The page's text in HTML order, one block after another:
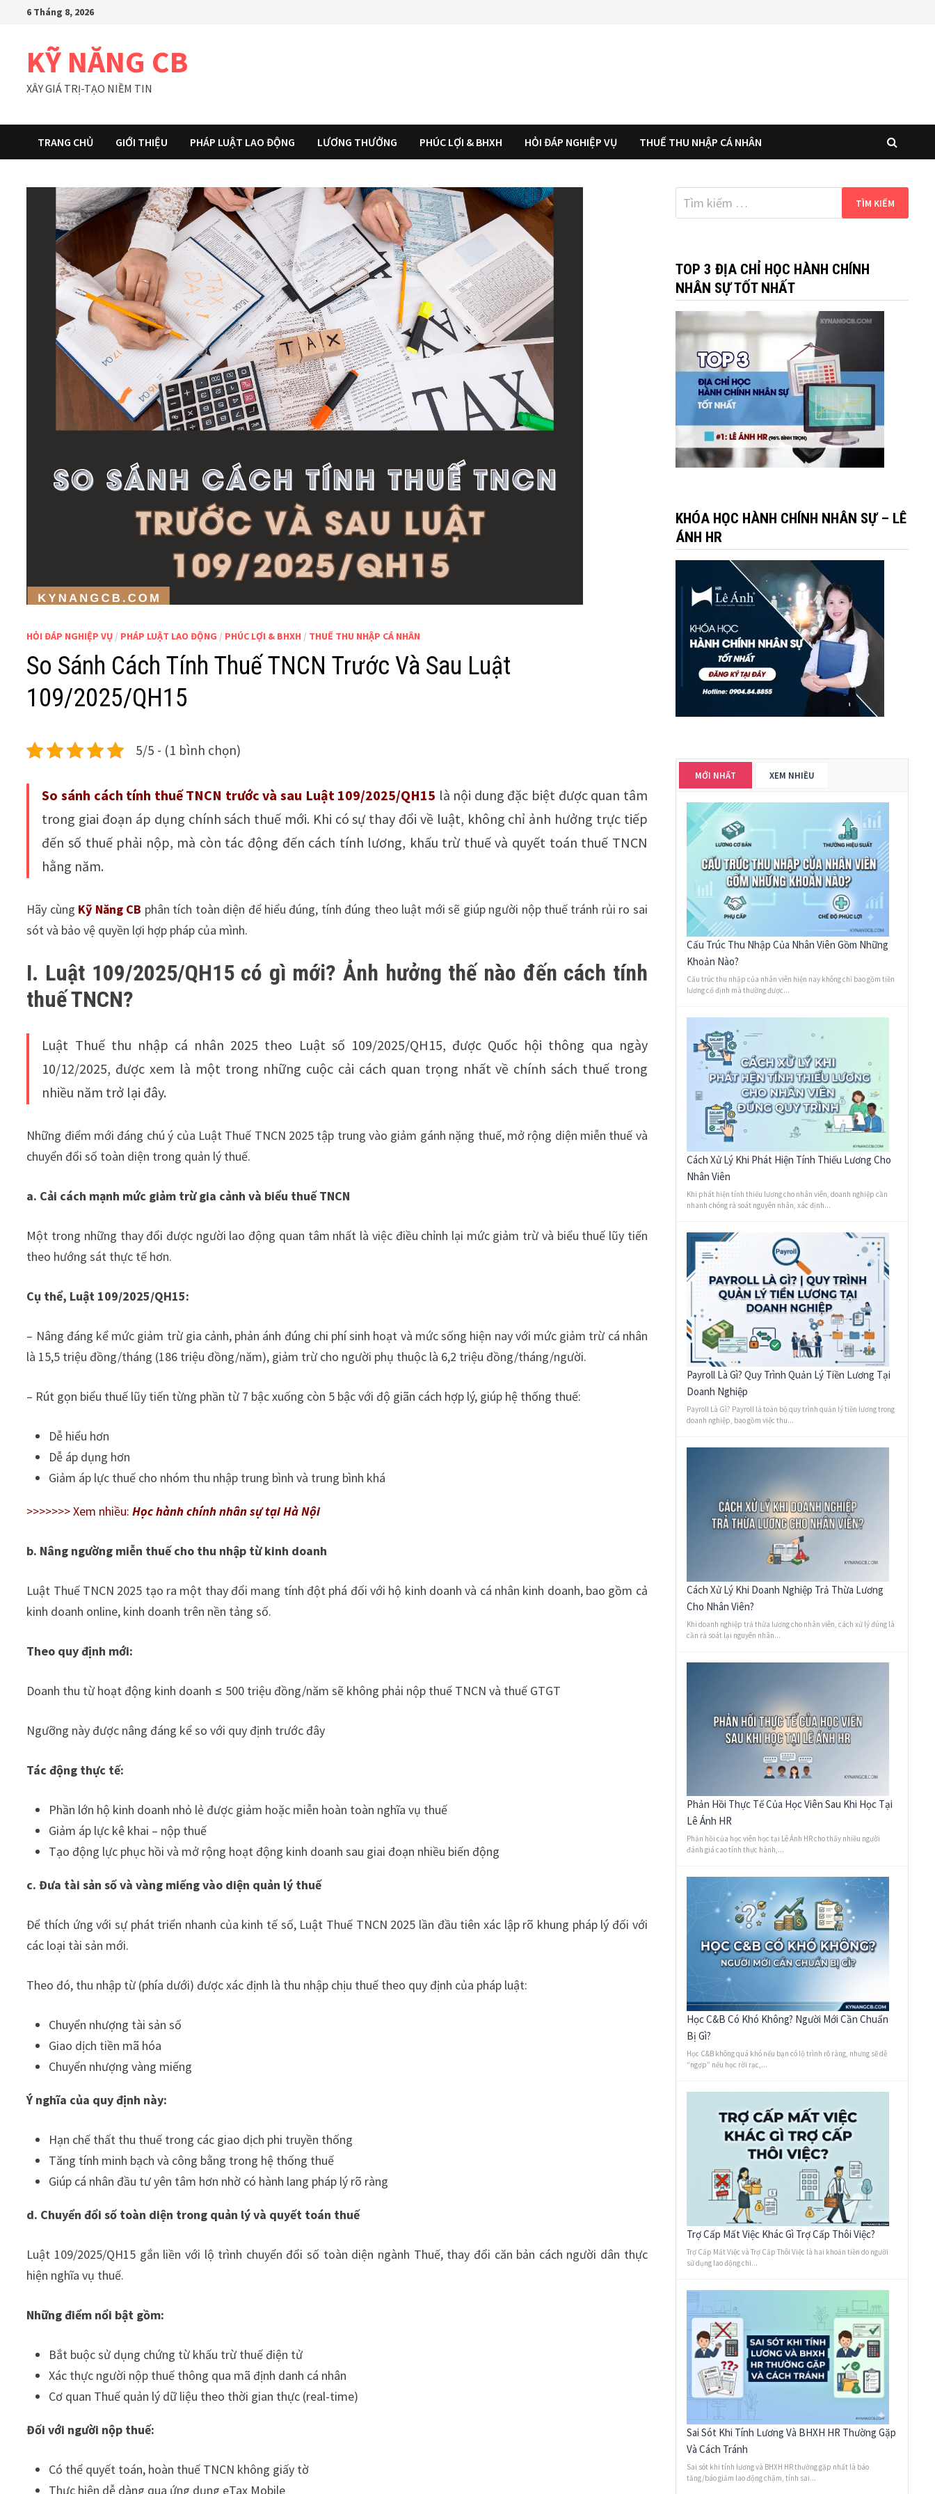
6 Tháng 8, 2026
KỸ NĂNG CB
XÂY GIÁ TRỊ-TẠO NIỀM TIN
TRANG CHỦ GIỚI THIỆU PHÁP LUẬT LAO ĐỘNG LƯƠNG THƯỞNG PHÚC LỢI & BHXH HỎI ĐÁP NGHIỆP VỤ THUẾ THU NHẬP CÁ NHÂN
HỎI ĐÁP NGHIỆP VỤ / PHÁP LUẬT LAO ĐỘNG / PHÚC LỢI & BHXH / THUẾ THU NHẬP CÁ NHÂN
So Sánh Cách Tính Thuế TNCN Trước Và Sau Luật
109/2025/QH15
5/5 - (1 bình chọn)
So sánh cách tính thuế TNCN trước và sau Luật 109/2025/QH15 là nội dung đặc biệt được quan tâm
trong giai đoạn áp dụng chính sách thuế mới. Khi có sự thay đổi về luật, không chỉ ảnh hưởng trực tiếp
đến số thuế phải nộp, mà còn tác động đến cách tính lương, khấu trừ thuế và quyết toán thuế TNCN
hằng năm.
Hãy cùng Kỹ Năng CB phân tích toàn diện để hiểu đúng, tính đúng theo luật mới sẽ giúp người nộp thuế tránh rủi ro sai
sót và bảo vệ quyền lợi hợp pháp của mình.
I. Luật 109/2025/QH15 có gì mới? Ảnh hưởng thế nào đến cách tính
thuế TNCN?
Luật Thuế thu nhập cá nhân 2025 theo Luật số 109/2025/QH15, được Quốc hội thông qua ngày
10/12/2025, được xem là một trong những cuộc cải cách quan trọng nhất về chính sách thuế trong
nhiều năm trở lại đây.
Những điểm mới đáng chú ý của Luật Thuế TNCN 2025 tập trung vào giảm gánh nặng thuế, mở rộng diện miễn thuế và
chuyển đổi số toàn diện trong quản lý thuế.
a. Cải cách mạnh mức giảm trừ gia cảnh và biểu thuế TNCN
Một trong những thay đổi được người lao động quan tâm nhất là việc điều chỉnh lại mức giảm trừ và biểu thuế lũy tiến
theo hướng sát thực tế hơn.
Cụ thể, Luật 109/2025/QH15:
– Nâng đáng kể mức giảm trừ gia cảnh, phản ánh đúng chi phí sinh hoạt và mức sống hiện nay với mức giảm trừ cá nhân
là 15,5 triệu đồng/tháng (186 triệu đồng/năm), giảm trừ cho người phụ thuộc là 6,2 triệu đồng/tháng/người.
– Rút gọn biểu thuế lũy tiến từng phần từ 7 bậc xuống còn 5 bậc với độ giãn cách hợp lý, giúp hệ thống thuế:
Dễ hiểu hơn
Dễ áp dụng hơn
Giảm áp lực thuế cho nhóm thu nhập trung bình và trung bình khá
>>>>>>> Xem nhiều:Học hành chính nhân sự tại Hà Nội
b. Nâng ngường miễn thuế cho thu nhập từ kinh doanh
Luật Thuế TNCN 2025 tạo ra một thay đổi mang tính đột phá đối với hộ kinh doanh và cá nhân kinh doanh, bao gồm cả
kinh doanh online, kinh doanh trên nền tảng số.
Theo quy định mới:
Doanh thu từ hoạt động kinh doanh ≤ 500 triệu đồng/năm sẽ không phải nộp thuế TNCN và thuế GTGT
Ngưỡng này được nâng đáng kể so với quy định trước đây
Tác động thực tế:
Phần lớn hộ kinh doanh nhỏ lẻ được giảm hoặc miễn hoàn toàn nghĩa vụ thuế
Giảm áp lực kê khai – nộp thuế
Tạo động lực phục hồi và mở rộng hoạt động kinh doanh sau giai đoạn nhiều biến động
c. Đưa tài sản số và vàng miếng vào diện quản lý thuế
Để thích ứng với sự phát triển nhanh của kinh tế số, Luật Thuế TNCN 2025 lần đầu tiên xác lập rõ khung pháp lý đối với
các loại tài sản mới.
Theo đó, thu nhập từ (phía dưới) được xác định là thu nhập chịu thuế theo quy định của pháp luật:
Chuyển nhượng tài sản số
Giao dịch tiền mã hóa
Chuyển nhượng vàng miếng
Ý nghĩa của quy định này:
Hạn chế thất thu thuế trong các giao dịch phi truyền thống
Tăng tính minh bạch và công bằng trong hệ thống thuế
Giúp cá nhân đầu tư yên tâm hơn nhờ có hành lang pháp lý rõ ràng
d. Chuyển đổi số toàn diện trong quản lý và quyết toán thuế
Luật 109/2025/QH15 gắn liền với lộ trình chuyển đổi số toàn diện ngành Thuế, thay đổi căn bản cách người dân thực
hiện nghĩa vụ thuế.
Những điểm nổi bật gồm:
Bắt buộc sử dụng chứng từ khấu trừ thuế điện tử
Xác thực người nộp thuế thông qua mã định danh cá nhân
Cơ quan Thuế quản lý dữ liệu theo thời gian thực (real-time)
Đối với người nộp thuế:
Có thể quyết toán, hoàn thuế TNCN không giấy tờ
Thực hiện dễ dàng qua ứng dụng eTax Mobile
Tìm
kiếm
TOP 3 ĐỊA CHỈ HỌC HÀNH CHÍNH
NHÂN SỰ TỐT NHẤT
KHÓA HỌC HÀNH CHÍNH NHÂN SỰ – LÊ
ÁNH HR
MỚI NHẤT XEM NHIỀU
Cấu Trúc Thu Nhập Của Nhân Viên Gồm Những
Khoản Nào?
Cấu trúc thu nhập của nhân viên hiện nay không chỉ bao gồm tiền
lương cố định mà thường được...
Cách Xử Lý Khi Phát Hiện Tính Thiếu Lương Cho
Nhân Viên
Khi phát hiện tính thiếu lương cho nhân viên, doanh nghiệp cần
nhanh chóng rà soát nguyên nhân, xác định...
Payroll Là Gì? Quy Trình Quản Lý Tiền Lương Tại
Doanh Nghiệp
Payroll Là Gì? Payroll là toàn bộ quy trình quản lý tiền lương trong
doanh nghiệp, bao gồm việc thu...
Cách Xử Lý Khi Doanh Nghiệp Trả Thừa Lương
Cho Nhân Viên?
Khi doanh nghiệp trả thừa lương cho nhân viên, cách xử lý đúng là
cần rà soát lại nguyên nhân...
Phản Hồi Thực Tế Của Học Viên Sau Khi Học Tại
Lê Ánh HR
Phản hồi của học viên học tại Lê Ánh HR cho thấy nhiều người
đánh giá cao tính thực hành,...
Học C&B Có Khó Không? Người Mới Cần Chuẩn
Bị Gì?
Học C&B không quá khó nếu bạn có lộ trình rõ ràng, nhưng sẽ dễ
“ngợp” nếu học rời rạc,...
Trợ Cấp Mất Việc Khác Gì Trợ Cấp Thôi Việc?
Trợ Cấp Mất Việc và Trợ Cấp Thôi Việc là hai khoản tiền do người
sử dụng lao động chi...
Sai Sót Khi Tính Lương Và BHXH HR Thường Gặp
Và Cách Tránh
Sai sót khi tính lương và BHXH HR thường gặp nhất là báo
tăng/báo giảm lao động chậm, tính sai...